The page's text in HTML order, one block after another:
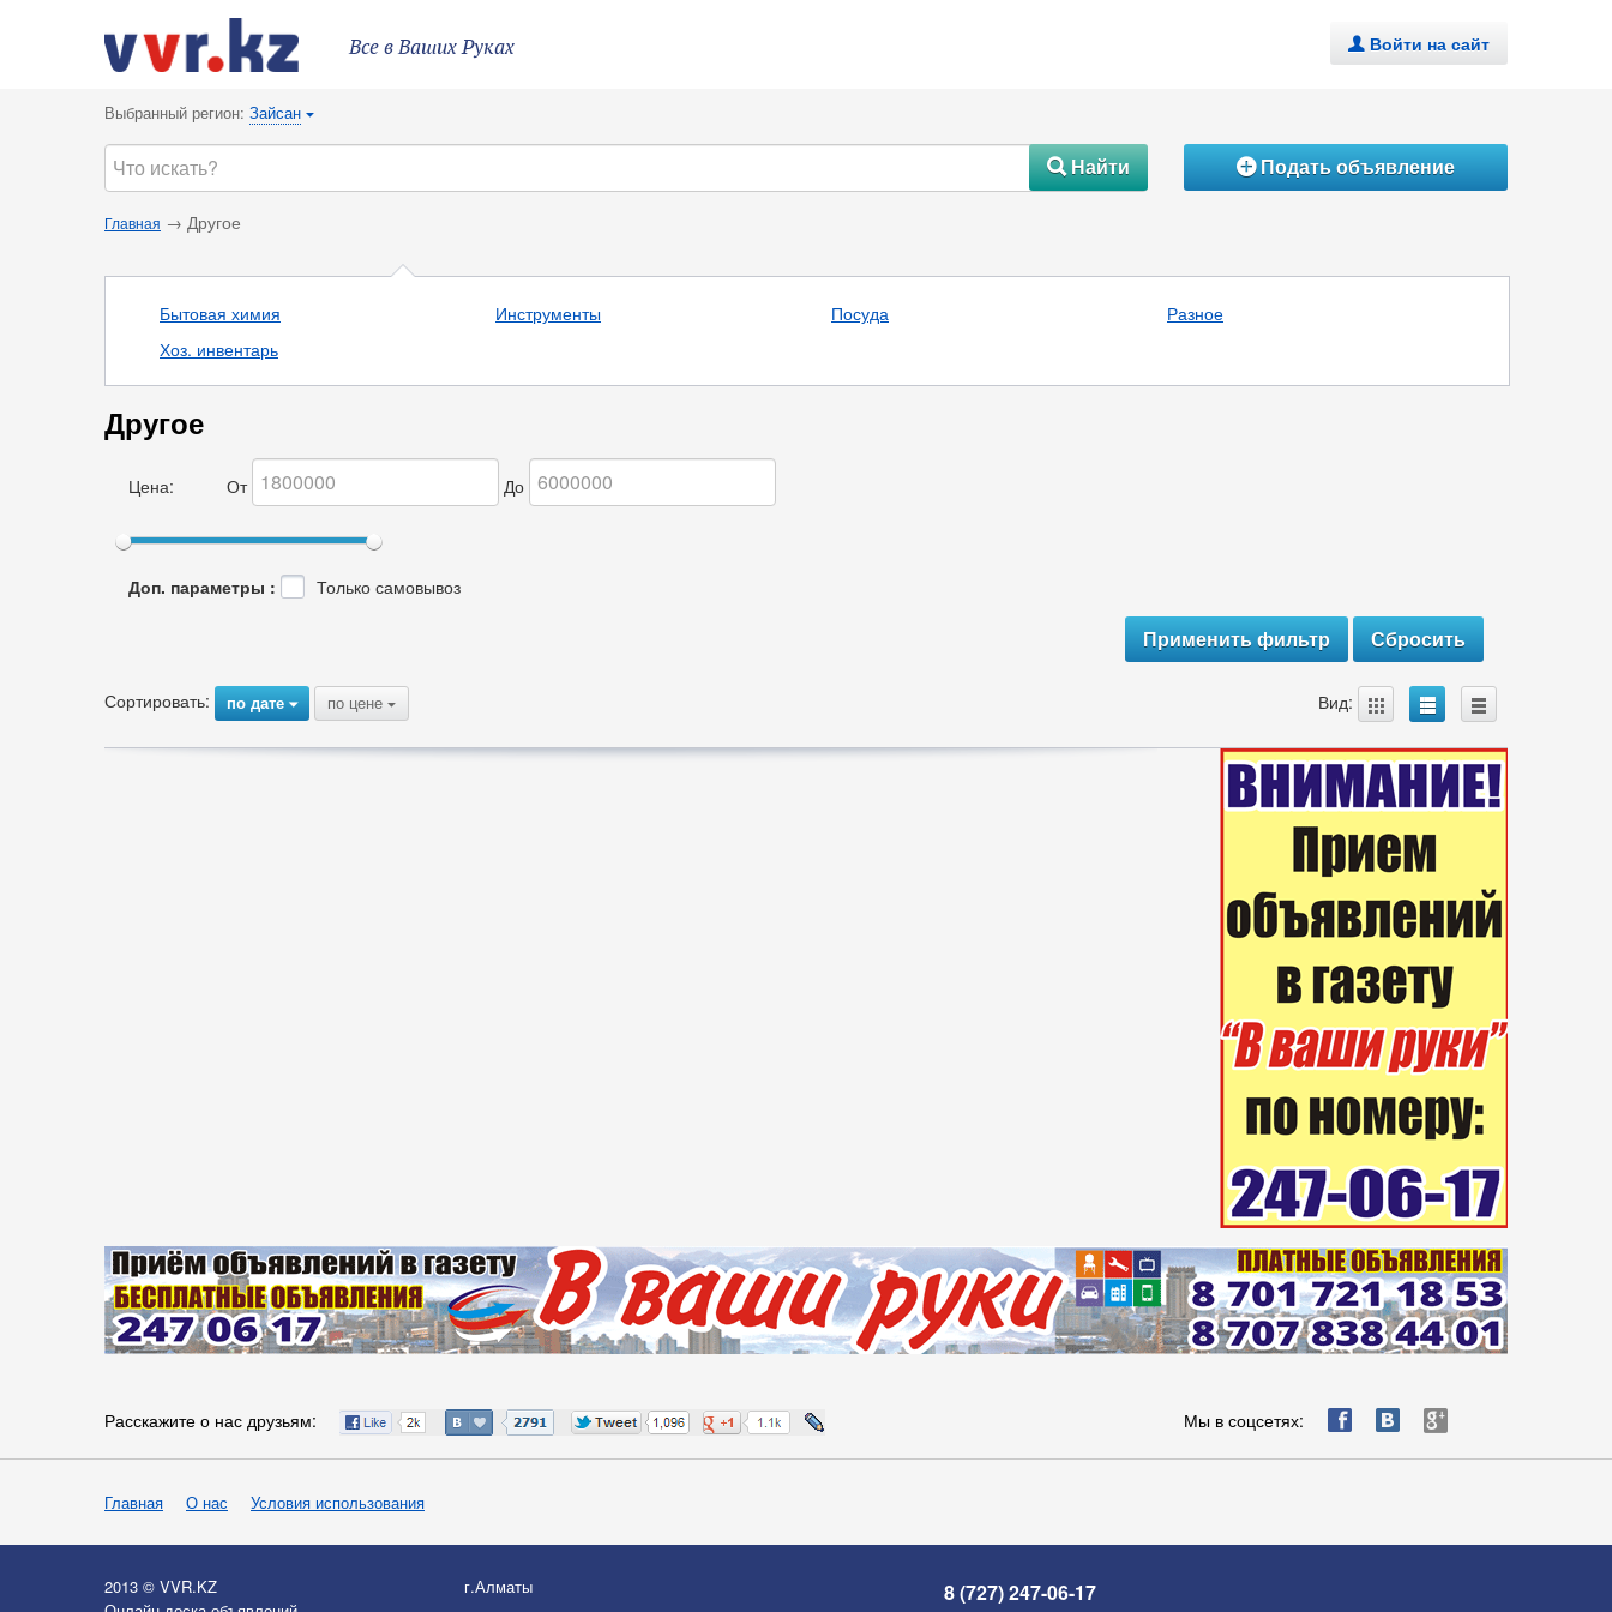
Все в Ваших Руках . Войти на сайт
Выбранный регион: Зайсан {
#Найти ÁПодать объявление
Главная → Другое
Бытовая химия
Хоз. инвентарь
Инструменты Посуда Разное
Другое
Цена: От До
Доп. параметры : Только самовывоз
Сортировать: по дате{ по цене { Вид: A B C
Расскажите о нас друзьям: Мы в соцсетях: ä æ è
Главная О нас Условия использования
2013 © VVR.KZ
г.Алматы 8 (727) 247-06-17